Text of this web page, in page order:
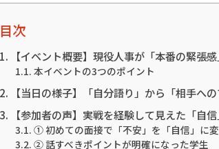
目次
【イベント概要】現役人事が「本番の緊張
本イベントの3つのポイント
【当日の様子】「自分語り」から「相手へ
【参加者の声】実戦を経験して見えた「自信
① 初めての面接で「不安」を「自信」に
② 話すべきポイントが明確になった学生